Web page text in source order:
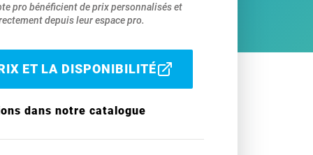
pro bénéficient de prix personnalisés et
depuis leur espace pro.
ET LA DISPONIBILITÉ
dans notre catalogue